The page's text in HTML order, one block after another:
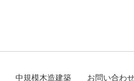
中規模木造建築 お問い合わ